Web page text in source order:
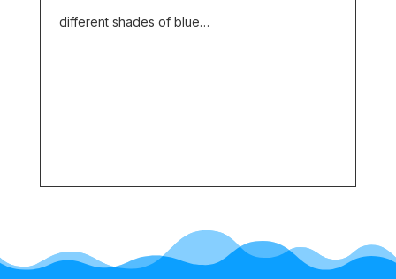
different shades of blue…